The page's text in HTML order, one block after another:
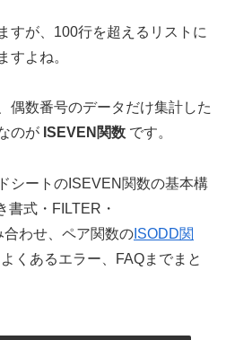
すが、100行を超えるリストに
すよね。
偶数番号のデータだけ集計した
のが ISEVEN関数 です。
シートのISEVEN関数の基本構
書式・FILTER・
わせ、ペア関数の ISODD関
くあるエラー、FAQまでまと